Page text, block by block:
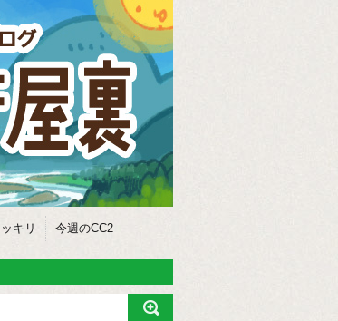
ッキリ 今週のCC2